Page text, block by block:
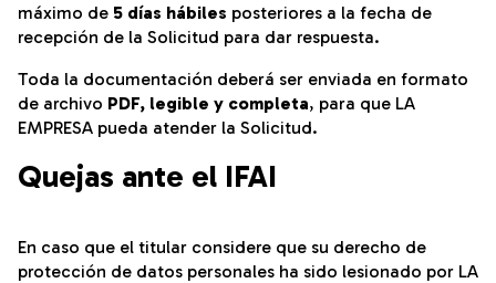
máximo de 5 días hábiles posteriores a la fecha de
recepción de la Solicitud para dar respuesta.
Toda la documentación deberá ser enviada en formato
de archivo PDF, legible y completa, para que LA
EMPRESA pueda atender la Solicitud.
Quejas ante el IFAI
En caso que el titular considere que su derecho de
protección de datos personales ha sido lesionado por LA